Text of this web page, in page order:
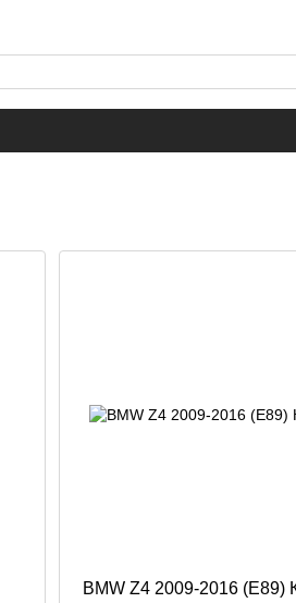
BMW Z4 2009-2016 (E89)